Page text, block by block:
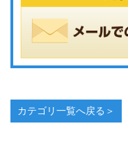
カテゴリ一覧へ戻る＞